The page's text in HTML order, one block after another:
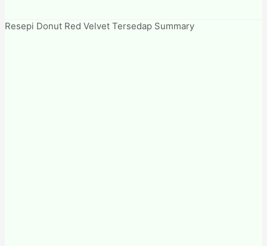
Resepi Donut Red Velvet Tersedap Summary